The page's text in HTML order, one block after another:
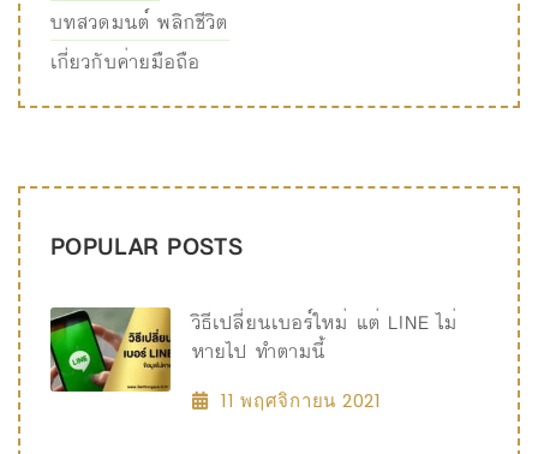
บทสวดมนต์ พลิกชีวิต
เกี่ยวกับค่ายมือถือ
POPULAR POSTS
วิธีเปลี่ยนเบอร์ใหม่ แต่ LINE ไม่
หายไป ทำตามนี้
11 พฤศจิกายน 2021